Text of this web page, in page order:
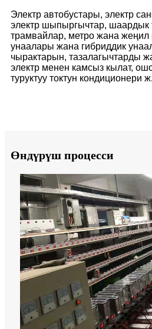
Электр автобустары, электр
электр шыпыргычтар, шаардык
трамвайлар, метро жана жеңил
унаалары жана гибриддик
чырактарын, тазалагычтарды
электр менен камсыз кылат,
туруктуу токтун кондиционери
Өндүрүш процесси